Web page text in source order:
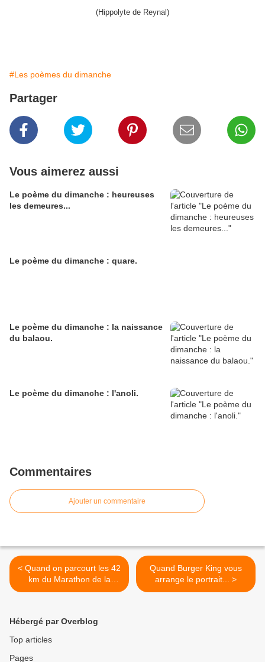
(Hippolyte de Reynal)
#Les poèmes du dimanche
Partager
Vous aimerez aussi
Le poème du dimanche : heureuses
les demeures...
Le poème du dimanche : quare.
Le poème du dimanche : la naissance
du balaou.
Le poème du dimanche : l'anoli.
Commentaires
Ajouter un commentaire
< Quand on parcourt les 42
km du Marathon de la
Banane...
Quand Burger King vous
arrange le portrait... >
Hébergé par Overblog
Top articles
Pages